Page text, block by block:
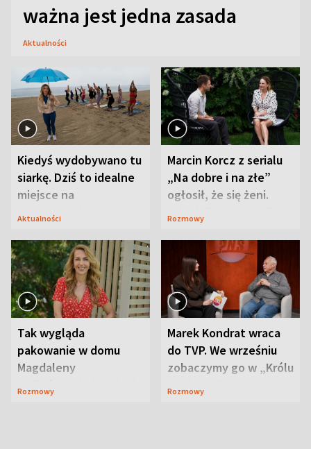
ważna jest jedna zasada
Aktualności
Kiedyś wydobywano tu
siarkę. Dziś to idealne
miejsce na
wypoczynek
Aktualności
Marcin Korcz z serialu
„Na dobre i na złe”
ogłosił, że się żeni.
Zdradził, co zmienił
Rozmowy
Tak wygląda
pakowanie w domu
Magdaleny
Waligórskiej-Lisieckiej.
Rozmowy
Marek Kondrat wraca
do TVP. We wrześniu
zobaczymy go w „Królu
Maciusiu I”
Rozmowy